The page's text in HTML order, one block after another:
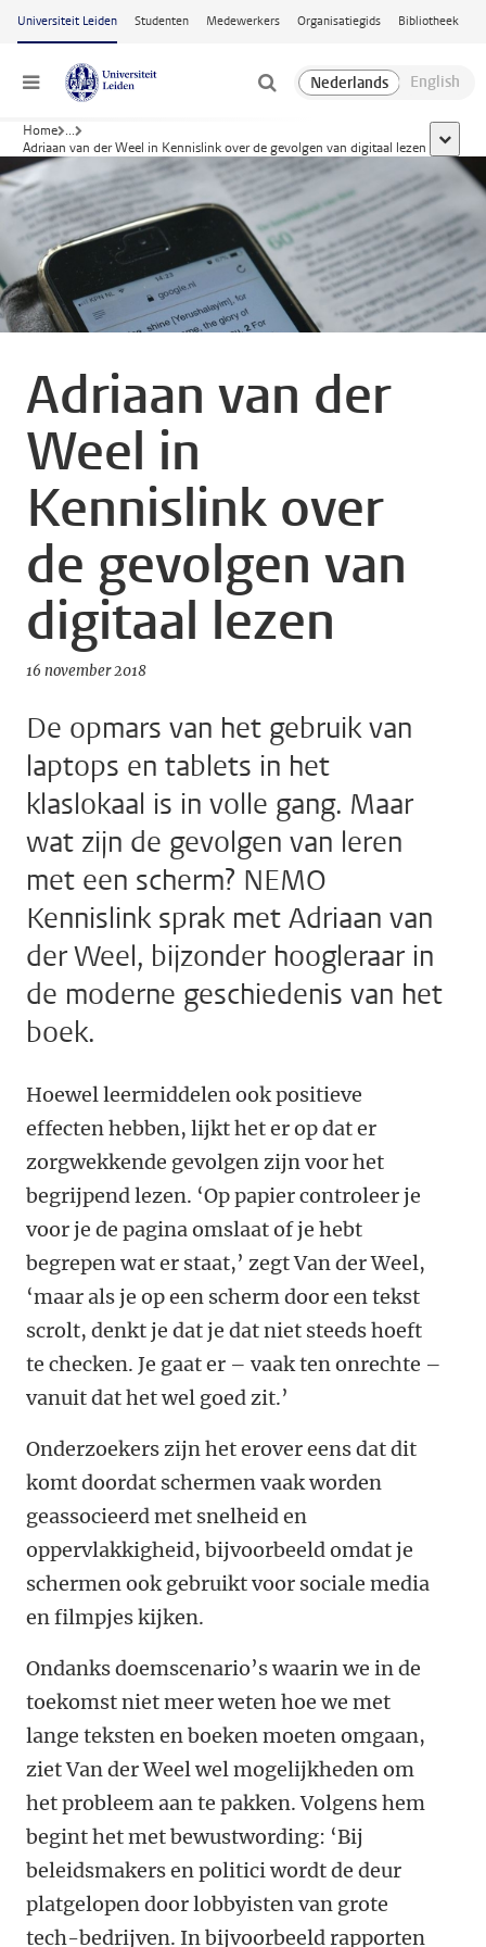
Ga naar hoofdinhoud
Universiteit Leiden Studenten Medewerkers Organisatiegids Bibliotheek
Menu
Home ...
Adriaan van der Weel in Kennislink over de gevolgen van digitaal lezen
toon
Adriaan van der
Weel in
Kennislink over
de gevolgen van
digitaal lezen
16 november 2018
De opmars van het gebruik van
laptops en tablets in het
klaslokaal is in volle gang. Maar
wat zijn de gevolgen van leren
met een scherm? NEMO
Kennislink sprak met Adriaan van
der Weel, bijzonder hoogleraar in
de moderne geschiedenis van het
boek.
Hoewel leermiddelen ook positieve
effecten hebben, lijkt het er op dat er
zorgwekkende gevolgen zijn voor het
begrijpend lezen. ‘Op papier controleer je
voor je de pagina omslaat of je hebt
begrepen wat er staat,’ zegt Van der Weel,
‘maar als je op een scherm door een tekst
scrolt, denkt je dat je dat niet steeds hoeft
te checken. Je gaat er – vaak ten onrechte –
vanuit dat het wel goed zit.’
Onderzoekers zijn het erover eens dat dit
komt doordat schermen vaak worden
geassocieerd met snelheid en
oppervlakkigheid, bijvoorbeeld omdat je
schermen ook gebruikt voor sociale media
en filmpjes kijken.
Ondanks doemscenario’s waarin we in de
toekomst niet meer weten hoe we met
lange teksten en boeken moeten omgaan,
ziet Van der Weel wel mogelijkheden om
het probleem aan te pakken. Volgens hem
begint het met bewustwording: ‘Bij
beleidsmakers en politici wordt de deur
platgelopen door lobbyisten van grote
tech-bedrijven. In bijvoorbeeld rapporten